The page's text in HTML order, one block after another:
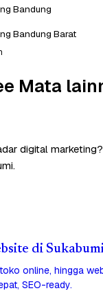
Bandung
Bandung Barat
Mata
digital
di
online, hingga
SEO-ready.